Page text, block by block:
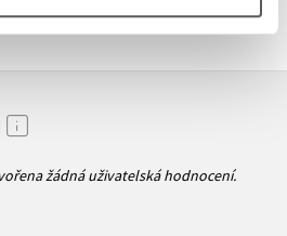
žádná uživatelská hodnocení.